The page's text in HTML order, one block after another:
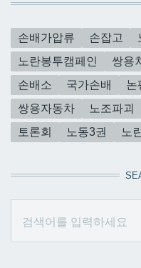
손배가압류 손잡고
노란봉투캠페인
쌍용
손배소
국가손배 논
쌍용자동차
노조파괴
토론회
노동3권 노